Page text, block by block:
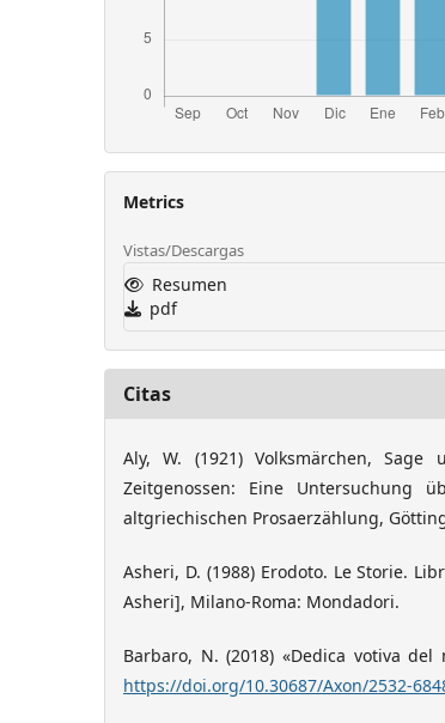
Metrics
Vistas/Descargas
Resumen
pdf
Citas
Aly, W. (1921) Volksmärchen,
Zeitgenossen: Eine Untersuchung
altgriechischen Prosaerzählung,
Asheri, D. (1988) Erodoto. Le Storie.
Asheri], Milano-Roma: Mondadori.
Barbaro, N. (2018) «Dedica votiva
https://doi.org/10.30687/Axon/2532-